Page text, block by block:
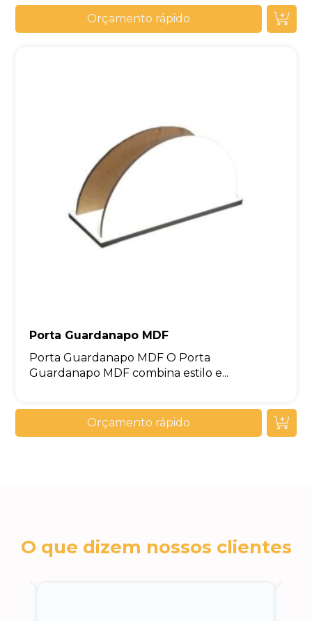
Orçamento rápido
Porta Guardanapo MDF
Porta Guardanapo MDF O Porta
Guardanapo MDF combina estilo e...
Orçamento rápido
O que dizem nossos clientes